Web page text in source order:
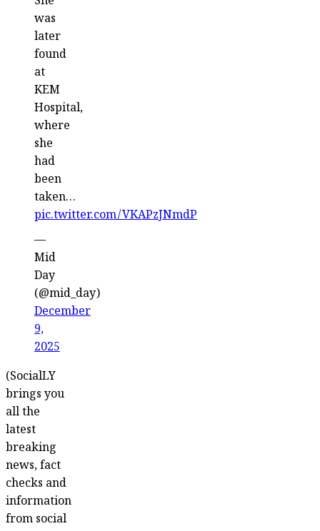
was
later
found
at
KEM
Hospital,
where
she
had
been
taken…
pic.twitter.com/VKAPzJNmdP
—
Mid
Day
(@mid_day)
December
9,
2025
(SocialLY
brings you
all the
latest
breaking
news, fact
checks and
information
from social